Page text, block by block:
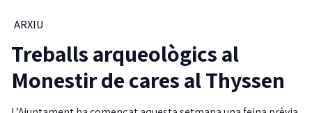
ARXIU
Treballs arqueològics al
Monestir de cares al Thyssen